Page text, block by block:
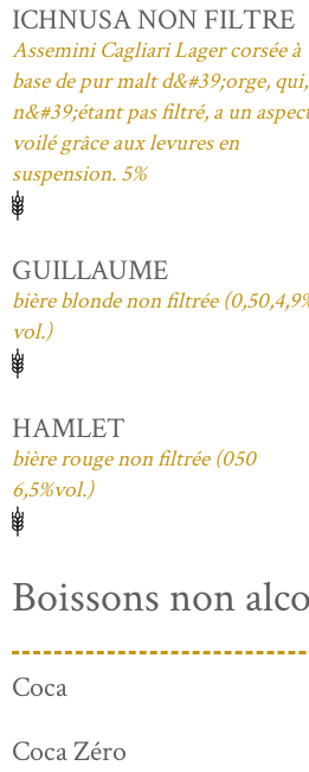
ICHNUSA NON FILTRE
Assemini Cagliari Lager corsée à
base de pur malt d&#39;orge, qui,
n&#39;étant pas filtré, a un
voilé grâce aux levures en
suspension. 5%
GUILLAUME
bière blonde non filtrée
vol.)
HAMLET
bière rouge non filtrée (050
6,5%vol.)
Boissons non
Coca
Coca Zéro